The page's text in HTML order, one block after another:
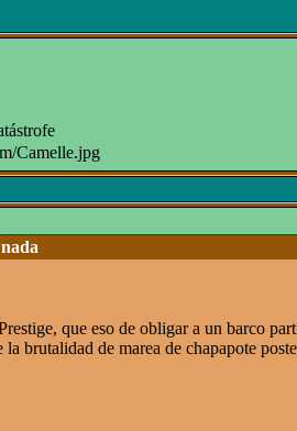
que eso de obligar a un barco
brutalidad de marea de chapapote